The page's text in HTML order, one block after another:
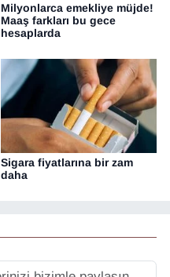
Milyonlarca emekliye müjde!
Maaş farkları bu gece
hesaplarda
Sigara fiyatlarına bir zam
daha